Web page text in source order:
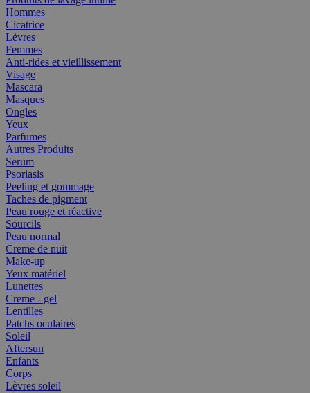
Hommes
Cicatrice
Lèvres
Femmes
Anti-rides et vieillissement
Visage
Mascara
Masques
Ongles
Yeux
Parfumes
Autres Produits
Serum
Psoriasis
Peeling et gommage
Taches de pigment
Peau rouge et réactive
Sourcils
Peau normal
Creme de nuit
Make-up
Yeux matériel
Lunettes
Creme - gel
Lentilles
Patchs oculaires
Soleil
Aftersun
Enfants
Corps
Lèvres soleil